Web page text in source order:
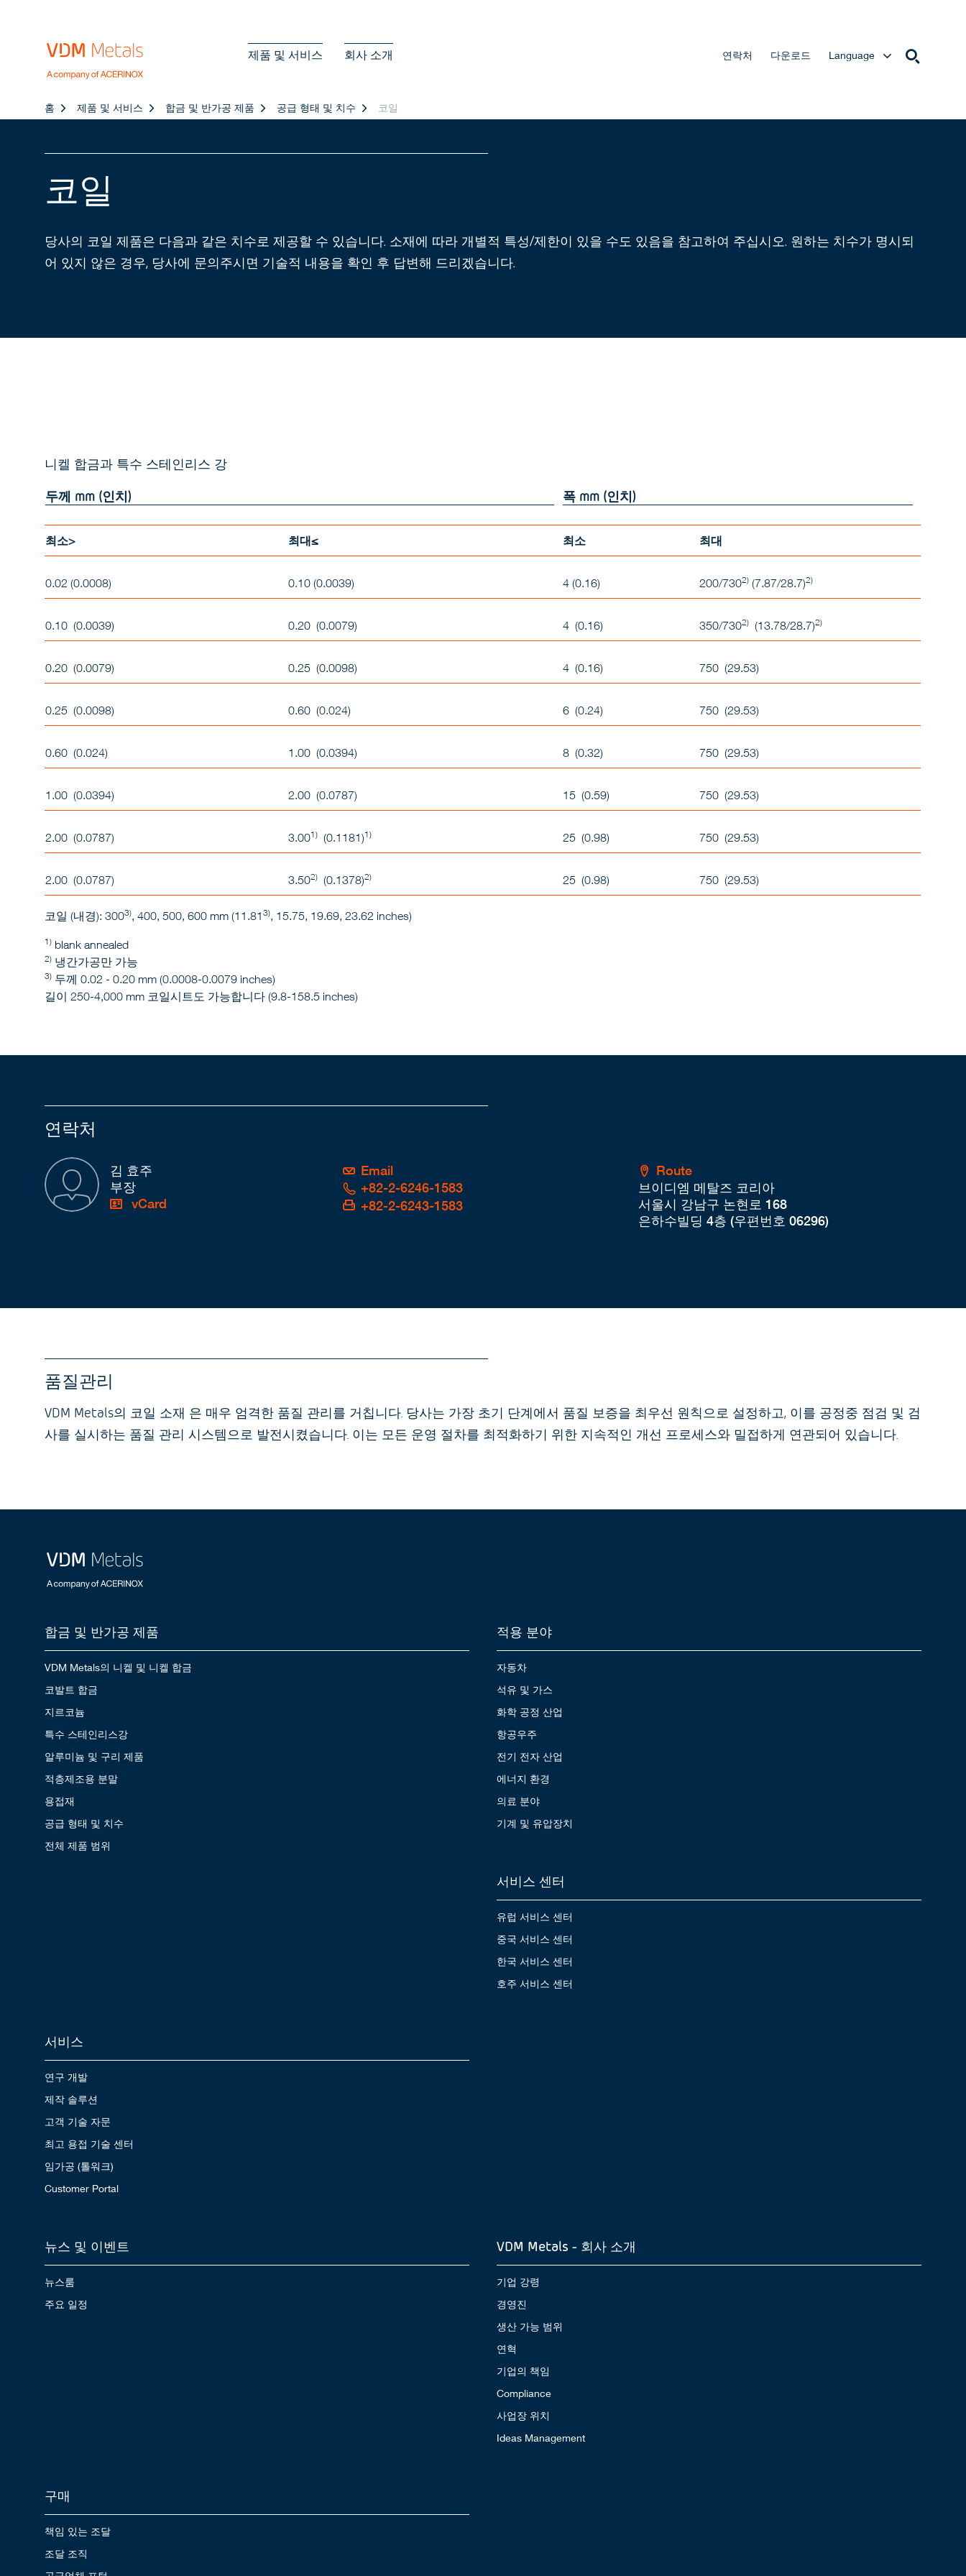
제품 및 서비스 회사 소개 연락처 다운로드 Language
홈 제품 및 서비스 합금 및 반가공 제품 공급 형태 및 치수 코일
코일
당사의 코일 제품은 다음과 같은 치수로 제공할 수 있습니다. 소재에 따라 개별적 특성/제한이 있을 수도 있음을 참고하여 주십시오. 원하는 치수가 명시되
어 있지 않은 경우, 당사에 문의주시면 기술적 내용을 확인 후 답변해 드리겠습니다.
니켈 합금과 특수 스테인리스 강
두께 mm (인치) 폭 mm (인치)
최소> 최대≤ 최소 최대
0.02 (0.0008) 0.10 (0.0039) 4 (0.16) 200/7302) (7.87/28.7)2)
0.10 (0.0039) 0.20 (0.0079) 4 (0.16) 350/7302) (13.78/28.7)2)
0.20 (0.0079) 0.25 (0.0098) 4 (0.16) 750 (29.53)
0.25 (0.0098) 0.60 (0.024) 6 (0.24) 750 (29.53)
0.60 (0.024) 1.00 (0.0394) 8 (0.32) 750 (29.53)
1.00 (0.0394) 2.00 (0.0787) 15 (0.59) 750 (29.53)
2.00 (0.0787) 3.001) (0.1181)1) 25 (0.98) 750 (29.53)
2.00 (0.0787) 3.502) (0.1378)2) 25 (0.98) 750 (29.53)
코일 (내경): 3003), 400, 500, 600 mm (11.813), 15.75, 19.69, 23.62 inches)
1) blank annealed
2) 냉간가공만 가능
3) 두께 0.02 - 0.20 mm (0.0008-0.0079 inches)
길이 250-4,000 mm 코일시트도 가능합니다 (9.8-158.5 inches)
연락처
김 효주
부장
vCard
Route
브이디엠 메탈즈 코리아
서울시 강남구 논현로 168
은하수빌딩 4층 (우편번호 06296)
Email
+82-2-6246-1583
+82-2-6243-1583
품질관리
VDM Metals의 코일 소재 은 매우 엄격한 품질 관리를 거칩니다. 당사는 가장 초기 단계에서 품질 보증을 최우선 원칙으로 설정하고, 이를 공정중 점검 및 검
사를 실시하는 품질 관리 시스템으로 발전시켰습니다. 이는 모든 운영 절차를 최적화하기 위한 지속적인 개선 프로세스와 밀접하게 연관되어 있습니다.
합금 및 반가공 제품
VDM Metals의 니켈 및 니켈 합금
코발트 합금
지르코늄
특수 스테인리스강
알루미늄 및 구리 제품
적층제조용 분말
용접재
공급 형태 및 치수
전체 제품 범위
적용 분야
자동차
석유 및 가스
화학 공정 산업
항공우주
전기 전자 산업
에너지 환경
의료 분야
기계 및 유압장치
서비스 센터
유럽 서비스 센터
중국 서비스 센터
한국 서비스 센터
호주 서비스 센터
서비스
연구 개발
제작 솔루션
고객 기술 자문
최고 용접 기술 센터
임가공 (톨워크)
Customer Portal
뉴스 및 이벤트
뉴스룸
주요 일정
VDM Metals - 회사 소개
기업 강령
경영진
생산 가능 범위
연혁
기업의 책임
Compliance
사업장 위치
Ideas Management
구매
책임 있는 조달
조달 조직